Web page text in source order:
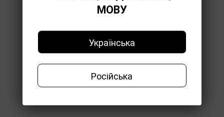
МОВУ
Українська
Російська